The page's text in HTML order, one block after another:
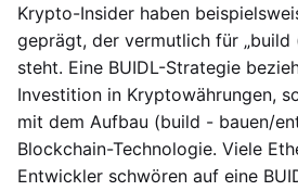
Krypto-Insider haben
geprägt, der vermutlich für „build
steht. Eine BUIDL-Strategie
Investition in Kryptowährungen,
mit dem Aufbau (build - bauen/
Blockchain-Technologie. Viele
Entwickler schwören auf eine